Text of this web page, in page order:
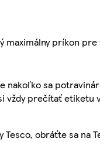
maximálny príkon
nakoľko sa
vždy prečítať etiketu
obráťte sa na